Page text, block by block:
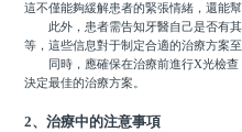
這不僅能夠緩解患者的緊張情緒，還能
此外，患者需告知牙醫自己是否有其
等，這些信息對于制定合適的治療方案至
同時，應確保在治療前進行X光檢查
決定最佳的治療方案。
2、治療中的注意事項